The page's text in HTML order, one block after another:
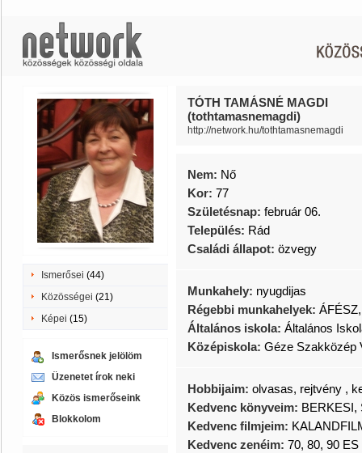
Ismerősei (44)
Közösségei (21)
Képei (15)
Ismerősnek jelölöm
Üzenetet írok neki
Közös ismerőseink
Blokkolom
TÓTH TAMÁSNÉ MAGDI
(tothtamasnemagdi)
http://network.hu/tothtamasnemagdi
Nem: Nő
Kor: 77
Születésnap: február 06.
Település: Rád
Családi állapot: özvegy
Munkahely: nyugdijas
Régebbi munkahelyek:
Általános iskola: Általános
Középiskola: Géze Szakközép
Hobbijaim: olvasas, rejtvény ,
Kedvenc könyveim: BERKESI,
Kedvenc filmjeim:
Kedvenc zenéim: 70, 80, 90